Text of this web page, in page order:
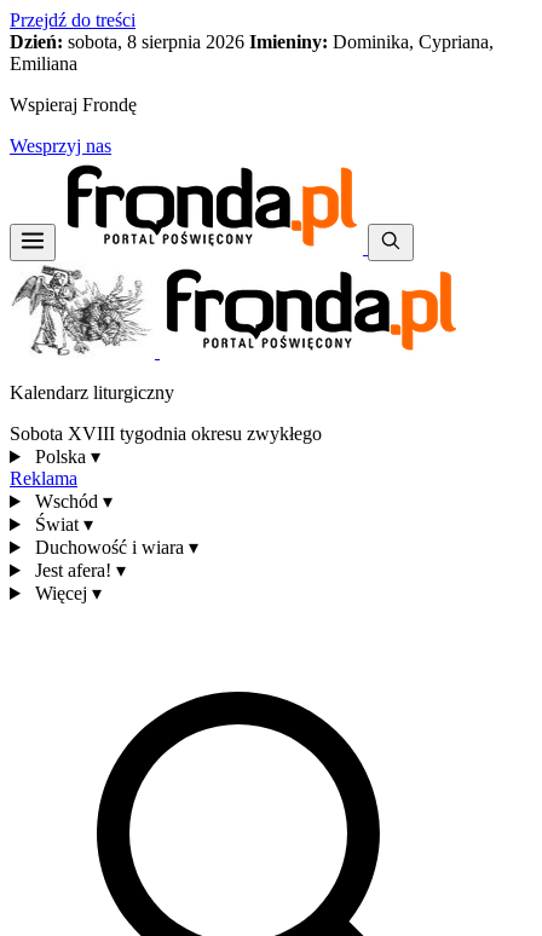
Przejdź do treści
Dzień: sobota, 8 sierpnia 2026 Imieniny: Dominika, Cypriana,
Emiliana
Wspieraj Frondę
Wesprzyj nas
Kalendarz liturgiczny
Sobota XVIII tygodnia okresu zwykłego
Polska ▾
Reklama
Wschód ▾
Świat ▾
Duchowość i wiara ▾
Jest afera! ▾
Więcej ▾